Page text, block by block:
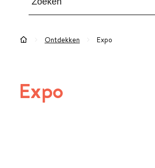
Startpagina
Ontdekken Expo
Expo
A tot Z